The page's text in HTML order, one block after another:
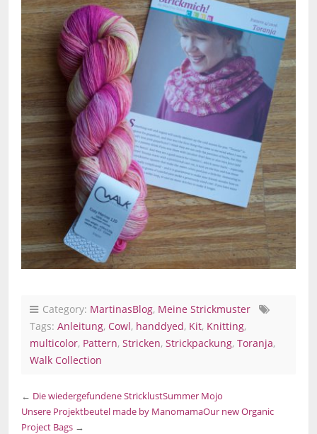
Category: MartinasBlog, Meine Strickmuster
Tags: Anleitung, Cowl, handdyed, Kit, Knitting,
multicolor, Pattern, Stricken, Strickpackung, Toranja,
Walk Collection
← Die wiedergefundene StricklustSummer Mojo
Unsere Projektbeutel made by ManomamaOur new Organic
Project Bags →